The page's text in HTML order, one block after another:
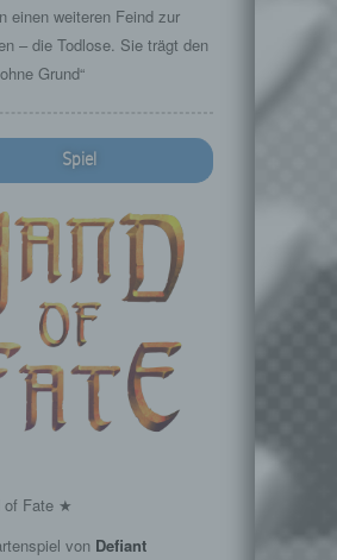
einen weiteren Feind zur
– die Todlose. Sie trägt den
Grund“
Spiel
Fate ★
von Defiant